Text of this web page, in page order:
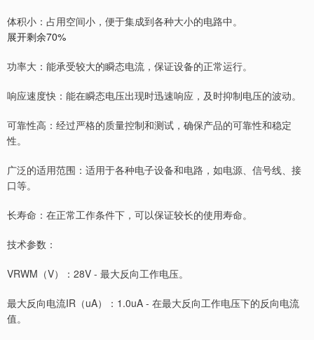
体积小：占用空间小，便于集成到各种大小的电路中。
展开剩余70%
功率大：能承受较大的瞬态电流，保证设备的正常运行。
响应速度快：能在瞬态电压出现时迅速响应，及时抑制电压的波动。
可靠性高：经过严格的质量控制和测试，确保产品的可靠性和稳定
性。
广泛的适用范围：适用于各种电子设备和电路，如电源、信号线、接
口等。
长寿命：在正常工作条件下，可以保证较长的使用寿命。
技术参数：
VRWM（V）：28V - 最大反向工作电压。
最大反向电流IR（uA）：1.0uA - 在最大反向工作电压下的反向电流
值。